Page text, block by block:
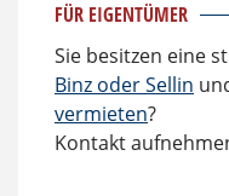
FÜR EIGENTÜMER
Sie besitzen eine
Binz oder Sellin
vermieten?
Kontakt